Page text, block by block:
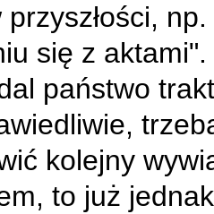
przyszłości,
się z
państwo
kolejny
to już